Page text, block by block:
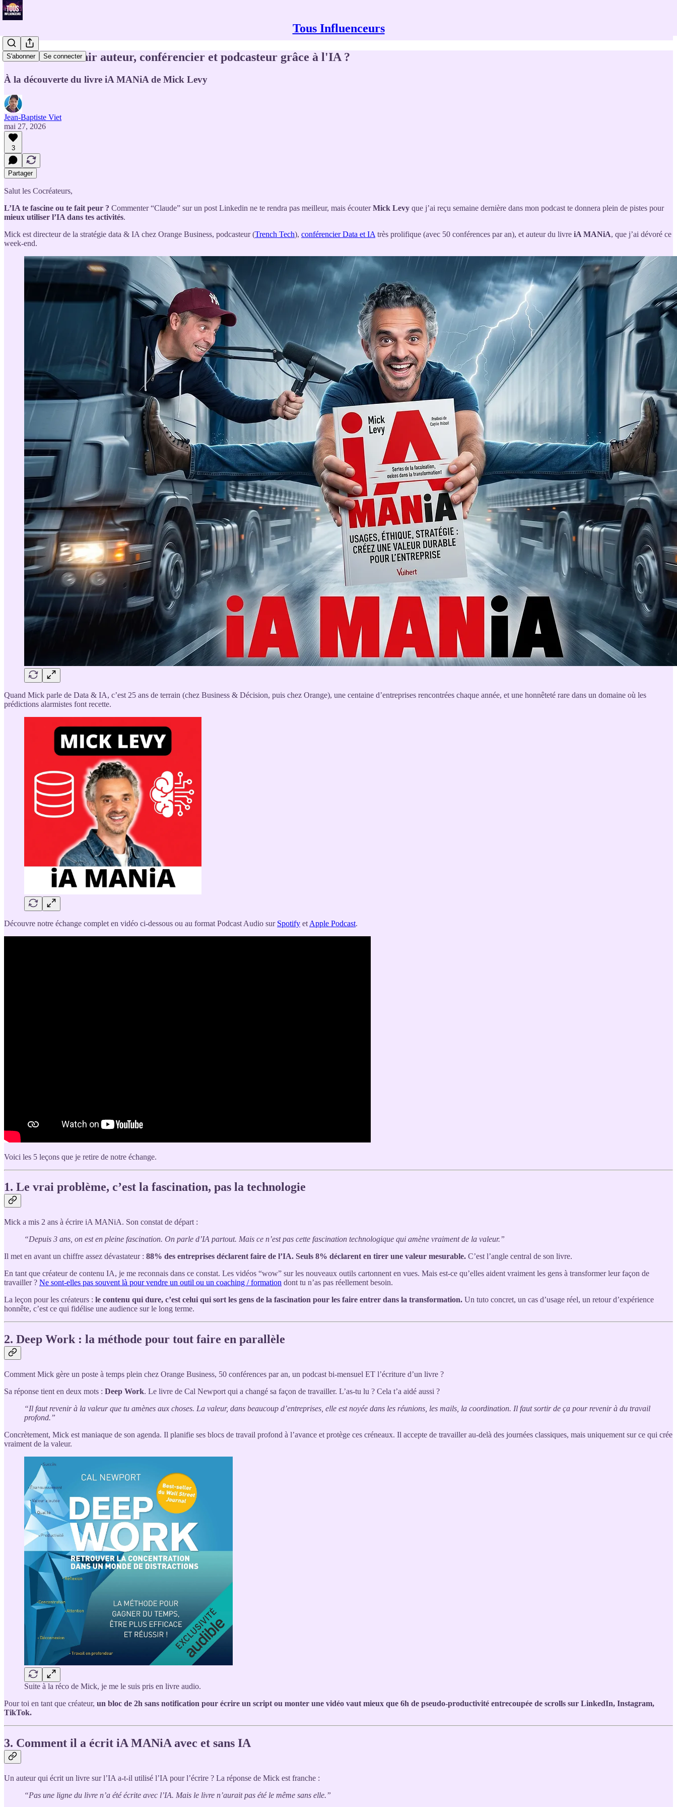
Tous Influenceurs
S'abonner Se connecter
Comment devenir auteur, conférencier et podcasteur grâce à l'IA ?
À la découverte du livre iA MANiA de Mick Levy
Jean-Baptiste Viet
mai 27, 2026
3
Partager
Salut les Cocréateurs,
L’IA te fascine ou te fait peur ? Commenter “Claude” sur un post Linkedin ne te rendra pas meilleur, mais écouterMick Levy que j’ai reçu semaine dernière dans mon podcast te donnera plein de pistes pour
mieux utiliser l’IA dans tes activités.
Mick est directeur de la stratégie data & IA chez Orange Business, podcasteur (Trench Tech), conférencier Data et IA très prolifique (avec 50 conférences par an), et auteur du livre iA MANiA, que j’ai dévoré ce
week-end.
Quand Mick parle de Data & IA, c’est 25 ans de terrain (chez Business & Décision, puis chez Orange), une centaine d’entreprises rencontrées chaque année, et une honnêteté rare dans un domaine où les
prédictions alarmistes font recette.
Découvre notre échange complet en vidéo ci-dessous ou au format Podcast Audio sur Spotify et Apple Podcast.
Voici les 5 leçons que je retire de notre échange.
1. Le vrai problème, c’est la fascination, pas la technologie
Mick a mis 2 ans à écrire iA MANiA. Son constat de départ :
“Depuis 3 ans, on est en pleine fascination. On parle d’IA partout. Mais ce n’est pas cette fascination technologique qui amène vraiment de la valeur.”
Il met en avant un chiffre assez dévastateur : 88% des entreprises déclarent faire de l’IA. Seuls 8% déclarent en tirer une valeur mesurable. C’est l’angle central de son livre.
En tant que créateur de contenu IA, je me reconnais dans ce constat. Les vidéos “wow” sur les nouveaux outils cartonnent en vues. Mais est-ce qu’elles aident vraiment les gens à transformer leur façon de
travailler ? Ne sont-elles pas souvent là pour vendre un outil ou un coaching / formation dont tu n’as pas réellement besoin.
La leçon pour les créateurs : le contenu qui dure, c’est celui qui sort les gens de la fascination pour les faire entrer dans la transformation. Un tuto concret, un cas d’usage réel, un retour d’expérience
honnête, c’est ce qui fidélise une audience sur le long terme.
2. Deep Work : la méthode pour tout faire en parallèle
Comment Mick gère un poste à temps plein chez Orange Business, 50 conférences par an, un podcast bi-mensuel ET l’écriture d’un livre ?
Sa réponse tient en deux mots : Deep Work. Le livre de Cal Newport qui a changé sa façon de travailler. L’as-tu lu ? Cela t’a aidé aussi ?
“Il faut revenir à la valeur que tu amènes aux choses. La valeur, dans beaucoup d’entreprises, elle est noyée dans les réunions, les mails, la coordination. Il faut sortir de ça pour revenir à du travail
profond.”
Concrètement, Mick est maniaque de son agenda. Il planifie ses blocs de travail profond à l’avance et protège ces créneaux. Il accepte de travailler au-delà des journées classiques, mais uniquement sur ce qui crée
vraiment de la valeur.
Suite à la réco de Mick, je me le suis pris en livre audio.
Pour toi en tant que créateur, un bloc de 2h sans notification pour écrire un script ou monter une vidéo vaut mieux que 6h de pseudo-productivité entrecoupée de scrolls sur LinkedIn, Instagram,
TikTok.
3. Comment il a écrit iA MANiA avec et sans IA
Un auteur qui écrit un livre sur l’IA a-t-il utilisé l’IA pour l’écrire ? La réponse de Mick est franche :
“Pas une ligne du livre n’a été écrite avec l’IA. Mais le livre n’aurait pas été le même sans elle.”